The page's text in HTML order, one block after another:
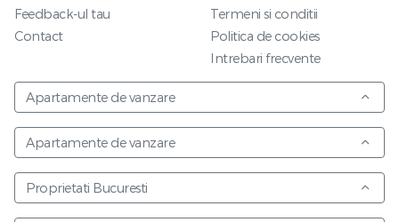
Feedback-ul tau
Contact
Termeni si conditii
Politica de cookies
Intrebari frecvente
Apartamente de vanzare
Apartamente de vanzare
Proprietati Bucuresti